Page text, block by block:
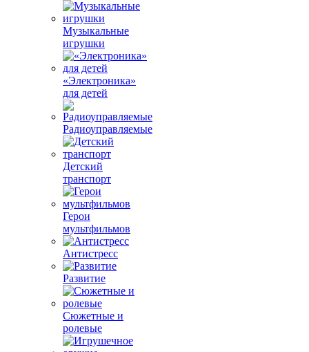
Музыкальные
игрушки
«Электроника»
для детей
Радиоуправляемые
Детский
транспорт
Герои
мультфильмов
Антистресс
Развитие
Сюжетные и
ролевые